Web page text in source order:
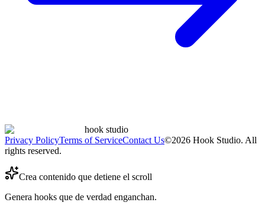
hook studio
Privacy PolicyTerms of ServiceContact Us©2026 Hook Studio. All
rights reserved.
Crea contenido que detiene el scroll
Genera hooks que de verdad enganchan.